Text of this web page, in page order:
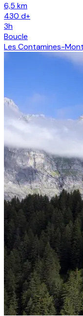
6,5 km
430 d+
3h
Boucle
Les Contamines-